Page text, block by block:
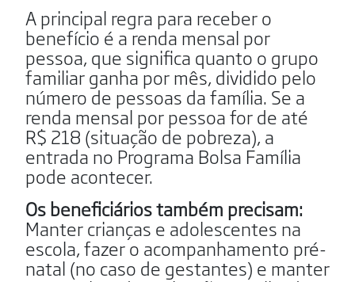
A principal regra para receber o
benefício é a renda mensal por
pessoa, que significa quanto o grupo
familiar ganha por mês, dividido pelo
número de pessoas da família. Se a
renda mensal por pessoa for de até
R$ 218 (situação de pobreza), a
entrada no Programa Bolsa Família
pode acontecer.
Os beneficiários também precisam:
Manter crianças e adolescentes na
escola, fazer o acompanhamento pré-
natal (no caso de gestantes) e manter